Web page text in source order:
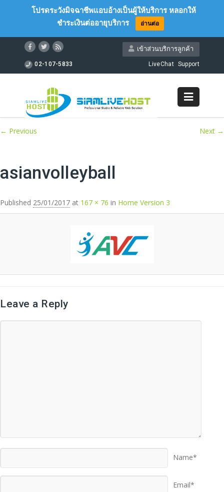
เข้าส่วนบริการลูกค้า
02-107-5833 LiveChat Support
Image navigation
← Previous Next →
asianvolleyball
Published 25/01/2017 at 167 × 76 in Home Version 3
Leave a Reply
Name*
Email*
โปรดระวังมิจฉาชีพแอบอ้างเป็นผู้ให้บริการ หลอกให้
ชำระเงินต่ออายุบริการ
อ่านต่อ